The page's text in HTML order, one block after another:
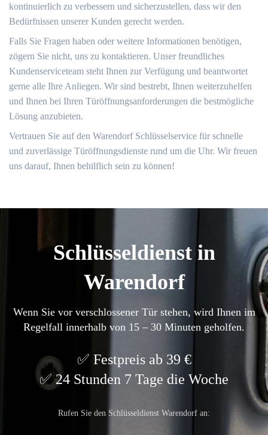
kontinuierlich zu verbessern und sicherzustellen, dass wir den
Bedürfnissen unserer Kunden gerecht werden.​
Falls Sie Fragen haben oder weitere Informationen benötigen,
zögern Sie nicht, uns zu kontaktieren.​ Unser freundliches
Kundenserviceteam steht Ihnen zur Verfügung und beantwortet
gerne alle Ihre Anliegen.​ Wir sind bestrebt, Ihnen weiterzuhelfen
und Ihnen bei Ihren Türöffnungsanforderungen die bestmögliche
Lösung anzubieten.
Vertrauen Sie auf den Warendorf Schlüsselservice für schnelle
und zuverlässige Türöffnungsdienste rund um die Uhr. Wir freuen
uns darauf, Ihnen behilflich sein zu können!​
Schlüsseldienst in
Warendorf
Wenn Sie vor verschlossener Tür stehen, wird Ihnen im
Regelfall innerhalb von 15 – 30 Minuten geholfen.
Festpreis ab 39 €
24 Stunden 7 Tage die Woche
Rufen Sie den Schlüsseldienst Warendorf an: